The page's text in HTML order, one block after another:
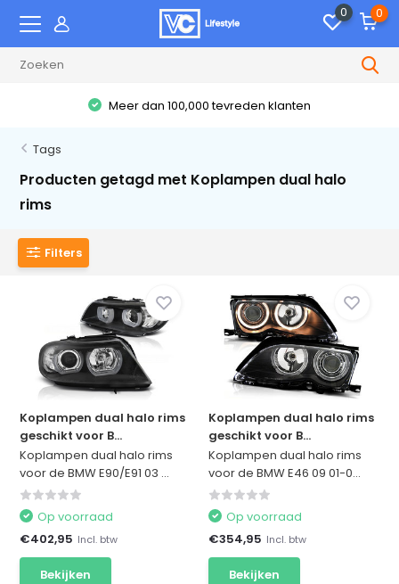
0 0
Meer dan 100,000 tevreden klanten
Tags
Producten getagd met Koplampen dual halo
rims
Filters
Koplampen dual halo rims
geschikt voor B...
Koplampen dual halo rims
voor de BMW E90/E91 03 ...
Op voorraad
€402,95 Incl. btw
Bekijken
Koplampen dual halo rims
geschikt voor B...
Koplampen dual halo rims
voor de BMW E46 09 01-0...
Op voorraad
€354,95 Incl. btw
Bekijken